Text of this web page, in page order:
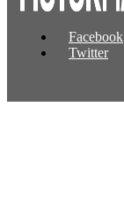
Facebook
Twitter